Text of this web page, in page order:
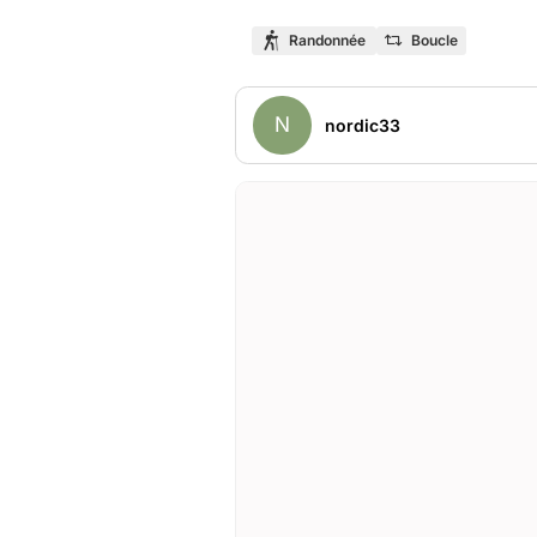
Randonnée Boucle
N nordic33